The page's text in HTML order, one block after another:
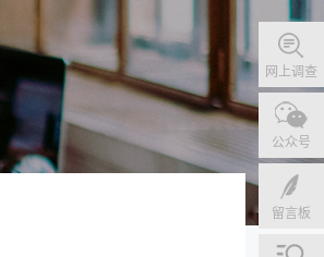
网上调查
公众号
留言板